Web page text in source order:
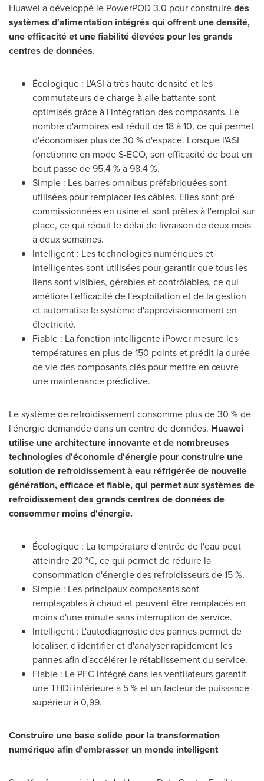
Huawei a développé le PowerPOD 3.0 pour construiredes
systèmes d'alimentation intégrés qui offrent une densité,
une efficacité et une fiabilité élevées pour les grands
centres de données.
Écologique : L'ASI à très haute densité et les
commutateurs de charge à aile battante sont
optimisés grâce à l'intégration des composants. Le
nombre d'armoires est réduit de 18 à 10, ce qui permet
d'économiser plus de 30 % d'espace. Lorsque l'ASI
fonctionne en mode S-ECO, son efficacité de bout en
bout passe de 95,4 % à 98,4 %.
Simple : Les barres omnibus préfabriquées sont
utilisées pour remplacer les câbles. Elles sont pré-
commissionnées en usine et sont prêtes à l'emploi sur
place, ce qui réduit le délai de livraison de deux mois
à deux semaines.
Intelligent : Les technologies numériques et
intelligentes sont utilisées pour garantir que tous les
liens sont visibles, gérables et contrôlables, ce qui
améliore l'efficacité de l'exploitation et de la gestion
et automatise le système d'approvisionnement en
électricité.
Fiable : La fonction intelligente iPower mesure les
températures en plus de 150 points et prédit la durée
de vie des composants clés pour mettre en œuvre
une maintenance prédictive.
Le système de refroidissement consomme plus de 30 % de
l'énergie demandée dans un centre de données. Huawei
utilise une architecture innovante et de nombreuses
technologies d'économie d'énergie pour construire une
solution de refroidissement à eau réfrigérée de nouvelle
génération, efficace et fiable, qui permet aux systèmes de
refroidissement des grands centres de données de
consommer moins d'énergie.
Écologique : La température d'entrée de l'eau peut
atteindre 20 °C, ce qui permet de réduire la
consommation d'énergie des refroidisseurs de 15 %.
Simple : Les principaux composants sont
remplaçables à chaud et peuvent être remplacés en
moins d'une minute sans interruption de service.
Intelligent : L'autodiagnostic des pannes permet de
localiser, d'identifier et d'analyser rapidement les
pannes afin d'accélérer le rétablissement du service.
Fiable : Le PFC intégré dans les ventilateurs garantit
une THDi inférieure à 5 % et un facteur de puissance
supérieur à 0,99.
Construire une base solide pour la transformation
numérique afin d'embrasser un monde intelligent